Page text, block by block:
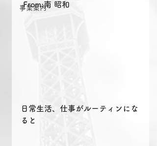
事業案内
From:南 昭和
日常生活、仕事がルーティンにな
ると